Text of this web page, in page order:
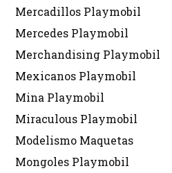
Mercadillos Playmobil
Mercedes Playmobil
Merchandising Playmobil
Mexicanos Playmobil
Mina Playmobil
Miraculous Playmobil
Modelismo Maquetas
Mongoles Playmobil